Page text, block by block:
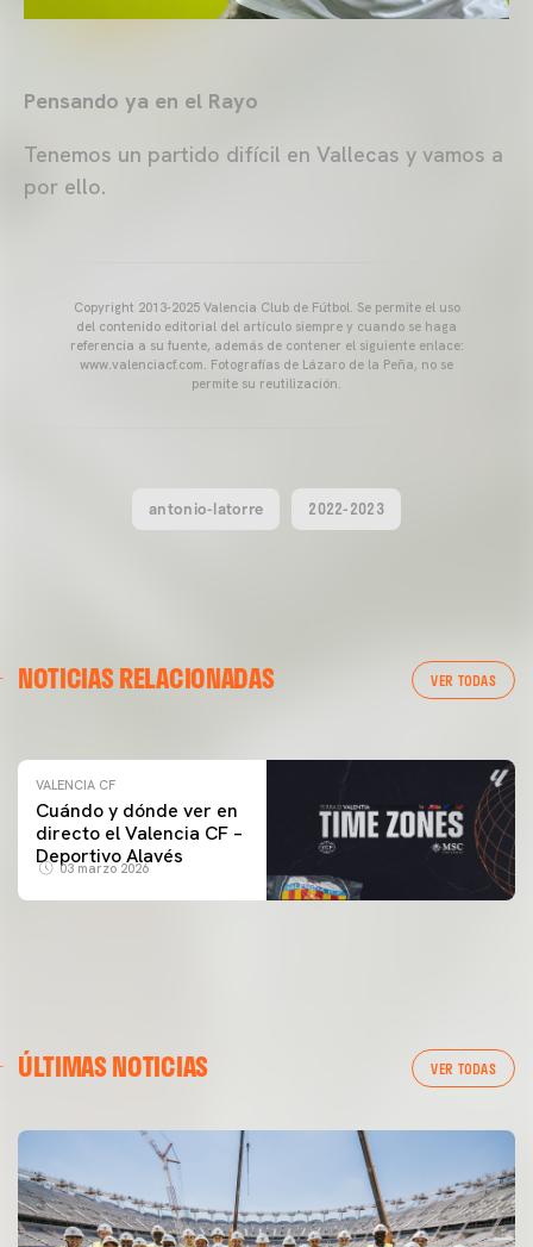
Pensando ya en el Rayo
Tenemos un partido difícil en Vallecas y vamos a
por ello.
Copyright 2013-2025 Valencia Club de Fútbol. Se permite el uso
del contenido editorial del artículo siempre y cuando se haga
referencia a su fuente, además de contener el siguiente enlace:
www.valenciacf.com. Fotografías de Lázaro de la Peña, no se
permite su reutilización.
antonio-latorre 2022-2023
NOTICIAS RELACIONADAS VER TODAS
ENTRENAMIENTO DEL VALENCIA CF 04/03/26
VALENCIA CF
Cuándo y dónde ver en
directo el Valencia CF –
Deportivo Alavés
03 marzo 2026
ÚLTIMAS NOTICIAS VER TODAS